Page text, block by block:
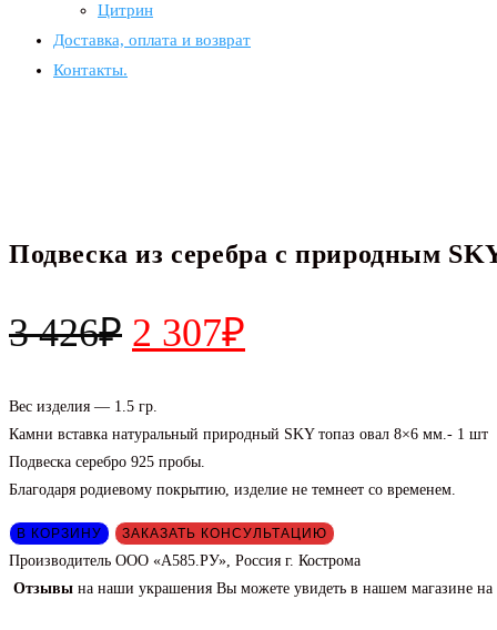
Цитрин
Доставка, оплата и возврат
Контакты.
Подвеска из серебра с природным
3 426₽ Первоначальная
составляла
3
426₽.
2 307₽
307₽.
Вес изделия — 1.5 гр.
Камни вставка натуральный природный SKY топаз овал 8×6 мм.- 1 шт
Подвеска серебро 925 пробы.
Благодаря родиевому покрытию, изделие не темнеет со временем.
Количество
товара
Подвеска
В КОРЗИНУ ЗАКАЗАТЬ КОНСУЛЬТАЦИЮ
Производитель ООО «А585.РУ», Россия г. Кострома
Отзывы на наши украшения Вы можете увидеть в нашем магазине на